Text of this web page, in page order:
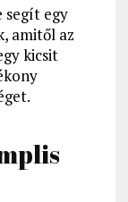
segít egy
amitől az
kicsit